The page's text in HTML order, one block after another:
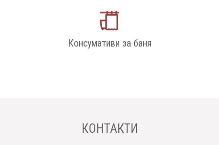
Консумативи за баня
КОНТАКТИ